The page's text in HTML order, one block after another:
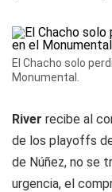
El Chacho solo
Monumental.
River recibe al
de los playoffs
de Núñez, no se
urgencia, el